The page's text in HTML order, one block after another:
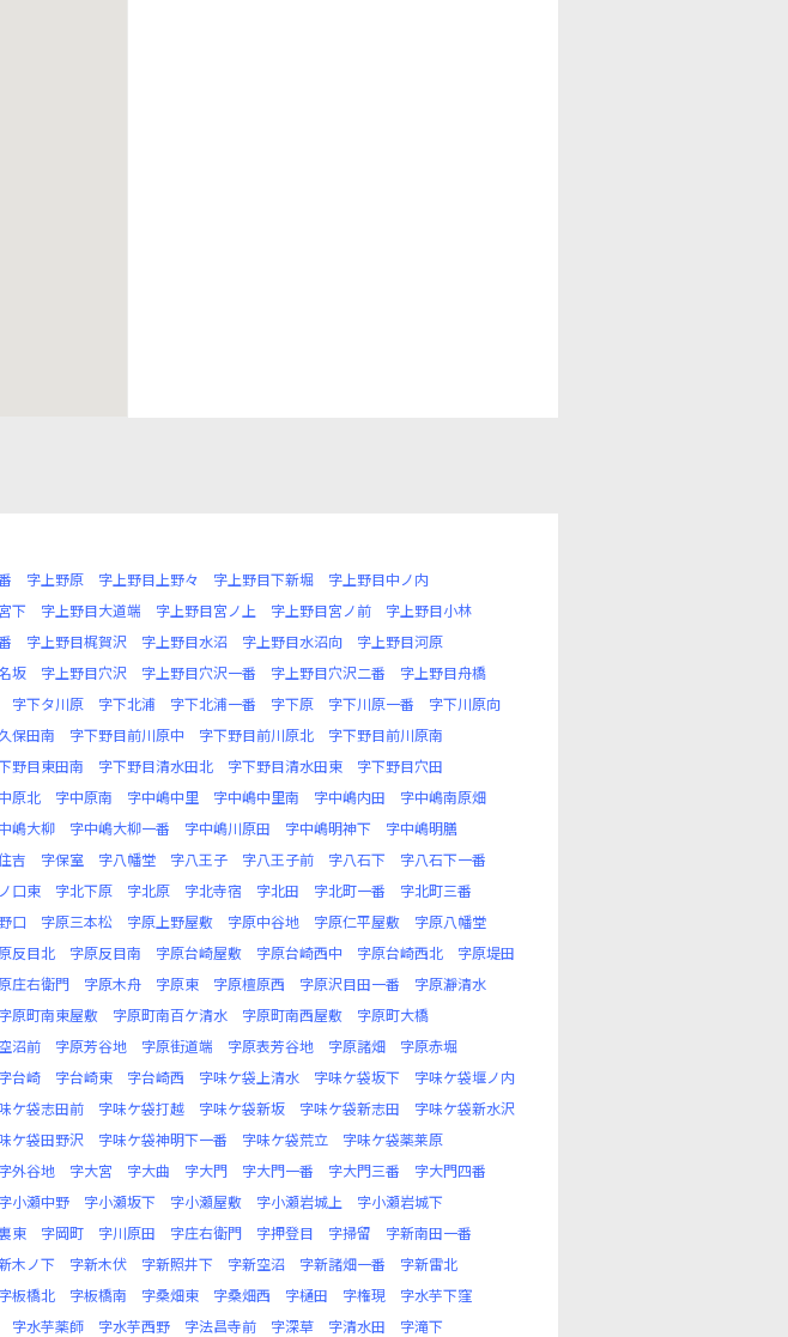
字上野原 字上野目上野々 字上野目下新堀
字上野目中ノ内
下 字上野目大道端 字上野目宮ノ上 字上野目宮ノ前
字上野目小林
字上野目梶賀沢 字上野目水沼 字上野目水沼向
字上野目河原
坂 字上野目穴沢 字上野目穴沢一番 字上野目穴沢二番
字上野目舟橋
字下タ川原 字下北浦 字下北浦一番 字下原 字下川原一番
字下川原向
保田南 字下野目前川原中 字下野目前川原北
字下野目前川原南
野目東田南 字下野目清水田北 字下野目清水田東
字下野目穴田
原北 字中原南 字中嶋中里 字中嶋中里南 字中嶋内田
字中嶋南原畑
嶋大柳 字中嶋大柳一番 字中嶋川原田 字中嶋明神下
字中嶋明膳
吉 字保室 字八幡堂 字八王子 字八王子前 字八石下
字八石下一番
口東 字北下原 字北原 字北寺宿 字北田 字北町一番
字北町三番
口 字原三本松 字原上野屋敷 字原中谷地 字原仁平屋敷
字原八幡堂
反目北 字原反目南 字原台崎屋敷 字原台崎西中 字原台崎西北
字原堤田
庄右衛門 字原木舟 字原東 字原檀原西 字原沢目田一番
字原瀞清水
字原町南東屋敷 字原町南百ケ清水 字原町南西屋敷
字原町大橋
沼前 字原芳谷地 字原街道端 字原表芳谷地 字原諸畑
字原赤堀
字台崎 字台崎東 字台崎西 字味ケ袋上清水 字味ケ袋坂下
字味ケ袋堰ノ内
ケ袋志田前 字味ケ袋打越 字味ケ袋新坂 字味ケ袋新志田
字味ケ袋新水沢
ケ袋田野沢 字味ケ袋神明下一番 字味ケ袋荒立
字味ケ袋薬莱原
字外谷地 字大宮 字大曲 字大門 字大門一番 字大門三番
字大門四番
字小瀬中野 字小瀬坂下 字小瀬屋敷 字小瀬岩城上
字小瀬岩城下
東 字岡町 字川原田 字庄右衛門 字押登目 字掃留
字新南田一番
木ノ下 字新木伏 字新照井下 字新空沼 字新諸畑一番
字新雷北
字板橋北 字板橋南 字桑畑東 字桑畑西 字樋田 字権現
字水芋下窪
字水芋薬師 字水芋西野 字法昌寺前 字深草 字清水田
字滝下